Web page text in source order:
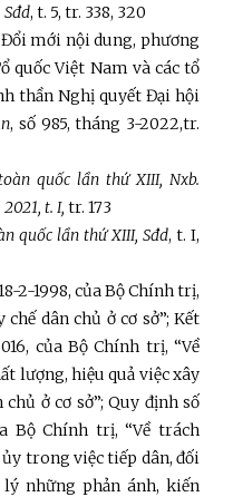
Sđd, t. 5, tr. 338, 320
mới nội dung, phương
quốc Việt Nam và các tổ
thần Nghị quyết Đại hội
, số 985, tháng 3-2022,tr.
quốc lần thứ XIII,Nxb.
t. I, tr. 173
quốc lần thứ XIII, Sđd, t. I,
2-1998, của Bộ Chính trị,
dân chủ ở cơ sở”; Kết
của Bộ Chính trị, “Về
lượng, hiệu quả việc xây
ở cơ sở”; Quy định số
Bộ Chính trị, “Về trách
trong việc tiếp dân, đối
những phản ánh, kiến